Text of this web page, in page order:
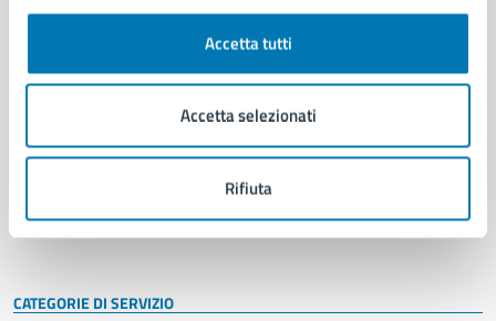
Accetta tutti
Accetta selezionati
Rifiuta
Aree amministrative
Municipalità
Uffici
Politici
Intranet, posta aziendale e protocollo
CATEGORIE DI SERVIZIO